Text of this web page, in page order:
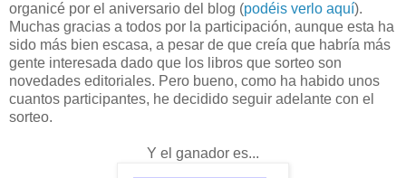
organicé por el aniversario del blog (podéis verlo aquí).
Muchas gracias a todos por la participación, aunque esta ha
sido más bien escasa, a pesar de que creía que habría más
gente interesada dado que los libros que sorteo son
novedades editoriales. Pero bueno, como ha habido unos
cuantos participantes, he decidido seguir adelante con el
sorteo.
Y el ganador es...